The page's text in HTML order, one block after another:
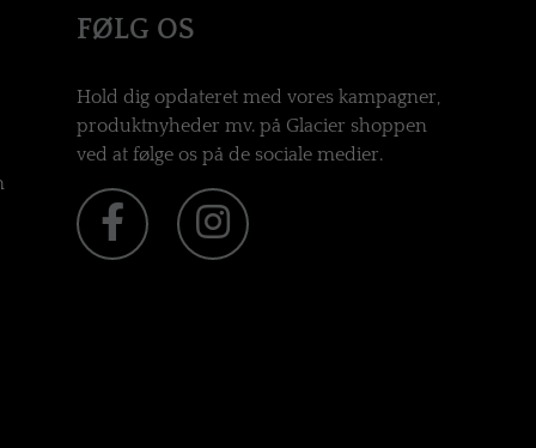
FØLG OS
Hold dig opdateret med vores kampagner,
produktnyheder mv. på Glacier shoppen
ved at følge os på de sociale medier.